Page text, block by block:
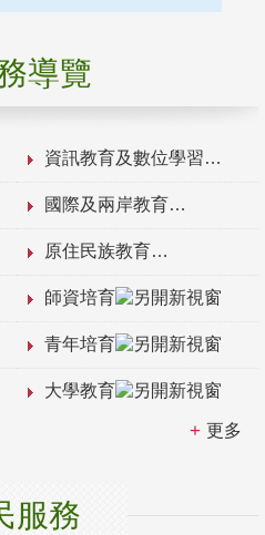
導覽
資訊教育及數位學習
國際及兩岸教育
原住民族教育
師資培育
青年培育
大學教育
更多
服務